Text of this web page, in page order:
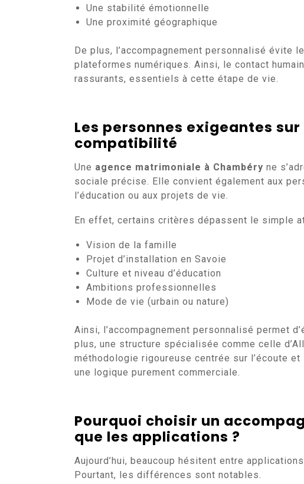
Une stabilité émotionnelle
Une proximité géographique
De plus, l’accompagnement personnalisé évite
plateformes numériques. Ainsi, le contact
rassurants, essentiels à cette étape de vie.
Les personnes exigeantes
compatibilité
Une agence matrimoniale à Chambéry ne
sociale précise. Elle convient également aux
l’éducation ou aux projets de vie.
En effet, certains critères dépassent le simple
Vision de la famille
Projet d’installation en Savoie
Culture et niveau d’éducation
Ambitions professionnelles
Mode de vie (urbain ou nature)
Ainsi, l’accompagnement personnalisé permet
plus, une structure spécialisée comme celle
méthodologie rigoureuse centrée sur l’écoute
une logique purement commerciale.
Pourquoi choisir un
que les applications ?
Aujourd’hui, beaucoup hésitent entre
Pourtant, les différences sont notables.